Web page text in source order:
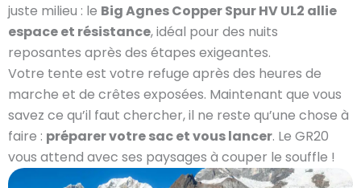
juste milieu : le Big Agnes Copper Spur HV UL2 allie
espace et résistance, idéal pour des nuits
reposantes après des étapes exigeantes.
Votre tente est votre refuge après des heures de
marche et de crêtes exposées. Maintenant que vous
savez ce qu’il faut chercher, il ne reste qu’une chose à
faire : préparer votre sac et vous lancer. Le GR20
vous attend avec ses paysages à couper le souffle !